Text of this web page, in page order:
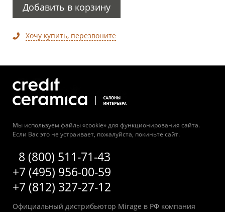
Добавить в корзину
Хочу купить, перезвоните
Мы используем файлы «cookie» для функционирования сайта.
Если Вас это не устраивает, пожалуйста, покиньте сайт.
8 (800) 511-71-43
+7 (495) 956-00-59
+7 (812) 327-27-12
Официальный дистрибьютор Mirage в РФ компания